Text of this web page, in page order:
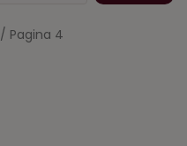
/ Pagina 4